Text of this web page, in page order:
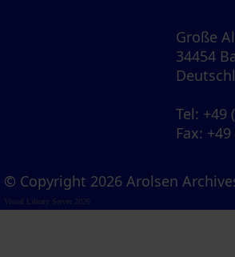
Große
34454
Tel: +49
Fax: +49
© Copyright 2026 Arolsen
Visual Library Server 2026